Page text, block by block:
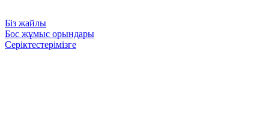
Біз жайлы
Бос жұмыс орындары
Серіктестерімізге